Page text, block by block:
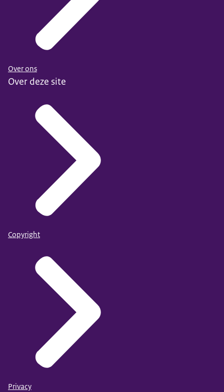
Over ons
Over deze site
Copyright
Privacy